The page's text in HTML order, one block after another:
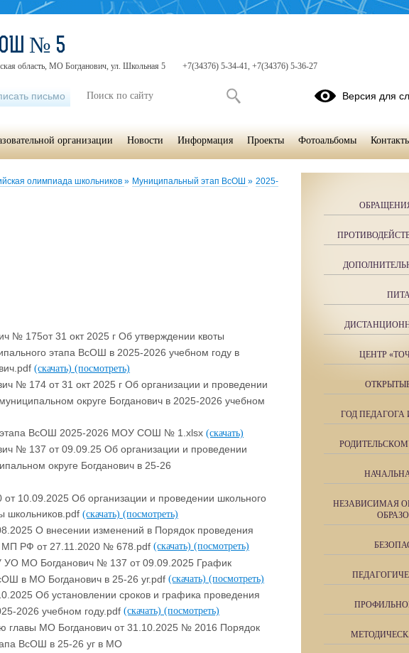
олимпиада школьников » Муниципальный этап ВсОШ » 2025-
№ 175от 31 окт 2025 г Об утверждении квоты
этапа ВсОШ в 2025-2026 учебном году в
(скачать) (посмотреть)
№ 174 от 31 окт 2025 г Об организации и проведении
округе Богданович в 2025-2026 учебном
этапа ВсОШ 2025-2026 МОУ СОШ № 1.xlsx (скачать)
№ 137 от 09.09.25 Об организации и проведении
округе Богданович в 25-26
Об организации и проведении школьного
школьников.pdf (скачать) (посмотреть)
О внесении изменений в Порядок проведения
РФ от 27.11.2020 № 678.pdf (скачать) (посмотреть)
УО МО Богданович № 137 от 09.09.2025 График
в МО Богданович в 25-26 уг.pdf (скачать) (посмотреть)
Об установлении сроков и графика проведения
2026 учебном году.pdf (скачать) (посмотреть)
главы МО Богданович от 31.10.2025 № 2016 Порядок
ВсОШ в 25-26 уг в МО
ЦЕНТР
ГОД
НЕЗАВИСИМАЯ
№ 5
область, МО Богданович, ул. Школьная 5 +7(34376) 5-34-41, +7(34376) 5-36-27
письмо Версия для
организации Новости Информация Проекты Фотоальбомы